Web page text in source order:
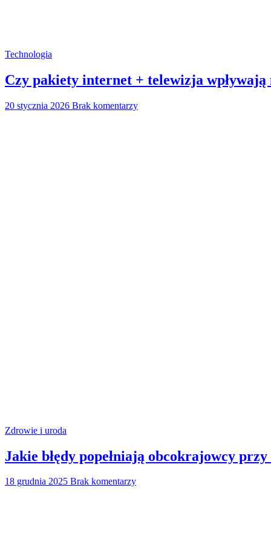
Technologia
Czy pakiety internet + telewizja wpływają
20 stycznia 2026 Brak komentarzy
Zdrowie i uroda
Jakie błędy popełniają obcokrajowcy
18 grudnia 2025 Brak komentarzy